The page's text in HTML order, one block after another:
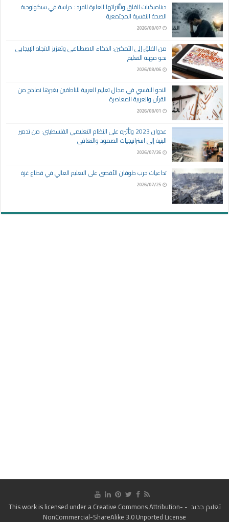
ديناميكيات القلق وتأثيراتها العابرة للفرد : دراسة في سيكولوجية
الصحة النفسية المجتمعية
2026/08/07
من القلق إلى التمكين: الذكاء الاصطناعي وتعزيز الاتجاه الإيجابي
نحو مهنة التعليم
2026/08/06
النحو النفسي في مجال تعليم العربية للناطقين بغيرها نماذج من
القرآن والعربية المعاصرة
2026/08/01
عدوان 2023 وتأثيره على النظام التعليمي الفلسطيني: من تدمير
البنية إلى استراتيجيات الصمود والتعافي
2026/07/26
تداعيات حرب طوفان الأقصى على التعليم العالي في قطاع غزة
2026/07/25
تعليم جديد - This work is licensed under a
Creative Commons Attribution-
NonCommercial-ShareAlike 3.0 Unported License